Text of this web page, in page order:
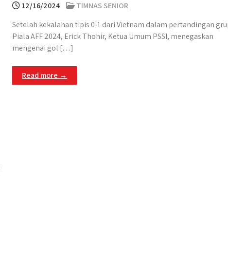
12/16/2024
TIMNAS SENIOR
Setelah kekalahan tipis 0-1 dari Vietnam dalam pertandingan
Piala AFF 2024, Erick Thohir, Ketua Umum PSSI, menegaskan
mengenai gol […]
Read more →